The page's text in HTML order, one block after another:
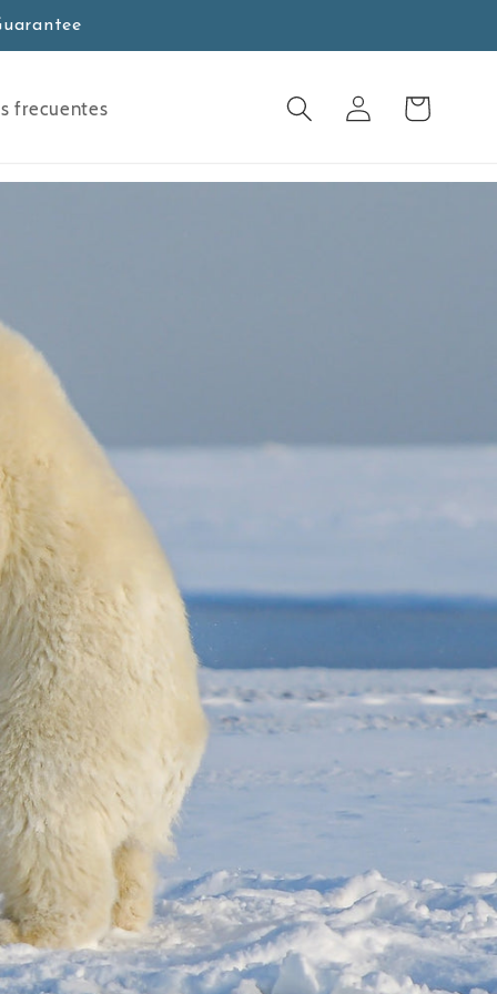
frecuentes Acceso Carro